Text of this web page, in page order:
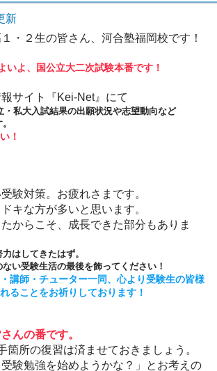
新
・２生の皆さん、河合塾福岡校です！
いよ、国公立大二次試験本番です！
サイト『Kei‐Net』にて
・私大入試結果の出願状況や志望動向など
！
験対策。お疲れさまです。
キな方が多いと思います。
からこそ、成長できた部分もありま
はしてきたはず。
い受験生活の最後を飾ってください！
講師・チューター一同、心より受験生の皆様
ることをお祈りしております！
んの番です。
箇所の復習は済ませておきましょう。
験勉強を始めようかな？」とお考えの